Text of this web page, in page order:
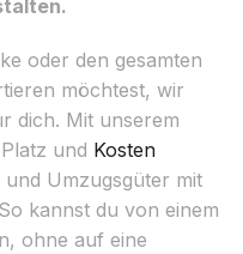
oder den gesamten
möchtest, wir
dich. Mit unserem
und Kosten
Umzugsgüter mit
kannst du von einem
ohne auf eine